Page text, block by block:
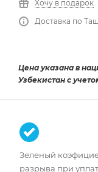
Хочу в подарок
Доставка по
Цена указана в
Узбекистан с
Зеленый
разрыва при